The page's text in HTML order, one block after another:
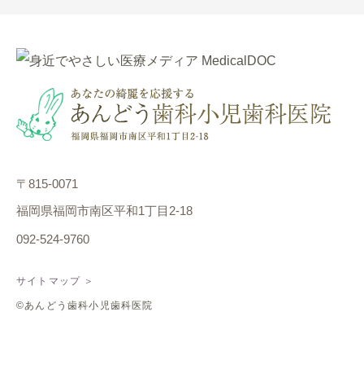
〒815-0071
福岡県福岡市南区平和1丁目2-18
092-524-9760
サイトマップ ＞
©あんどう歯科小児歯科医院